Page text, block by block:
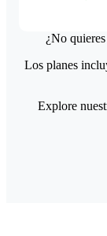
¿No
Los planes
Explore